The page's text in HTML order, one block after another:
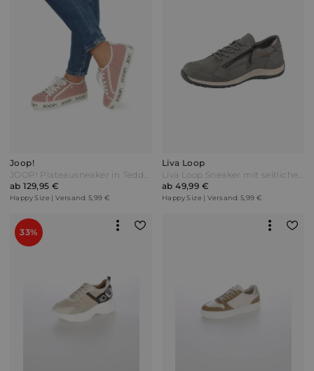
Joop!
ab 129,95 €
Happy Size | Versand: 5,99 €
Liva Loop
ab 49,99 €
Happy Size | Versand: 5,99 €
33%